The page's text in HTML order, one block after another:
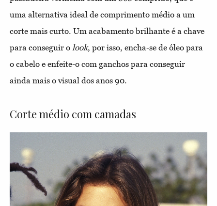
uma alternativa ideal de comprimento médio a um
corte mais curto. Um acabamento brilhante é a chave
para conseguir o look, por isso, encha-se de óleo para
o cabelo e enfeite-o com ganchos para conseguir
ainda mais o visual dos anos 90.
Corte médio com camadas